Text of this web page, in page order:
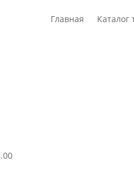
Главная Каталог